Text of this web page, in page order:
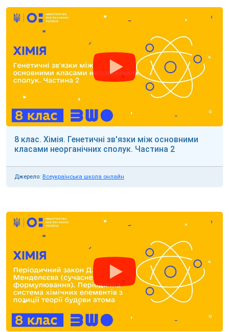
8 клас. Хімія. Генетичні зв'язки між основними
класами неорганічних сполук. Частина 2
Джерело: Всеукраїнська школа онлайн